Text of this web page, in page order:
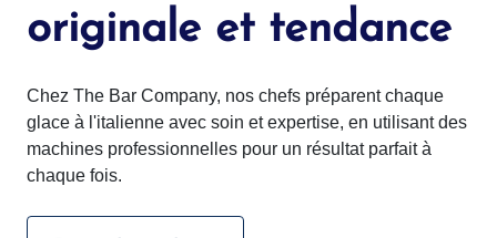
originale et tendance
Chez The Bar Company, nos chefs préparent chaque
glace à l'italienne avec soin et expertise, en utilisant des
machines professionnelles pour un résultat parfait à
chaque fois.